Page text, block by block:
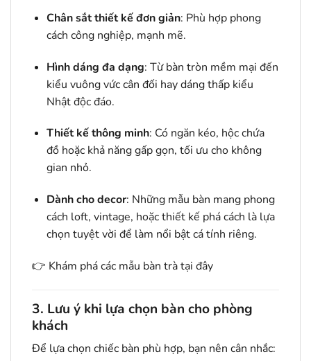
Chân sắt thiết kế đơn giản: Phù hợp phong
cách công nghiệp, mạnh mẽ.
Hình dáng đa dạng: Từ bàn tròn mềm mại đến
kiểu vuông vức cân đối hay dáng thấp kiểu
Nhật độc đáo.
Thiết kế thông minh: Có ngăn kéo, hộc chứa
đồ hoặc khả năng gấp gọn, tối ưu cho không
gian nhỏ.
Dành cho decor: Những mẫu bàn mang phong
cách loft, vintage, hoặc thiết kế phá cách là lựa
chọn tuyệt vời để làm nổi bật cá tính riêng.
👉 Khám phá các mẫu bàn trà tại đây
3. Lưu ý khi lựa chọn bàn cho phòng
khách
Để lựa chọn chiếc bàn phù hợp, bạn nên cân nhắc: